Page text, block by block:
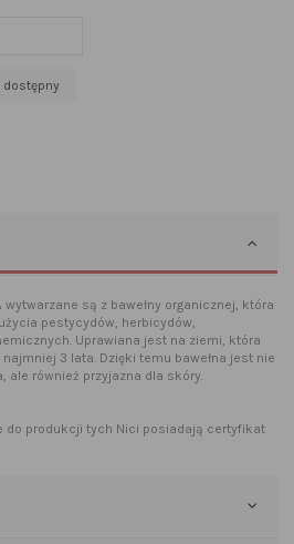
wytwarzane są z bawełny organicznej, która
pestycydów, herbicydów,
Uprawiana jest na ziemi, która
3 lata. Dzięki temu bawełna jest nie
ale również przyjazna dla skóry.
do produkcji tych Nici posiadają certyfikat